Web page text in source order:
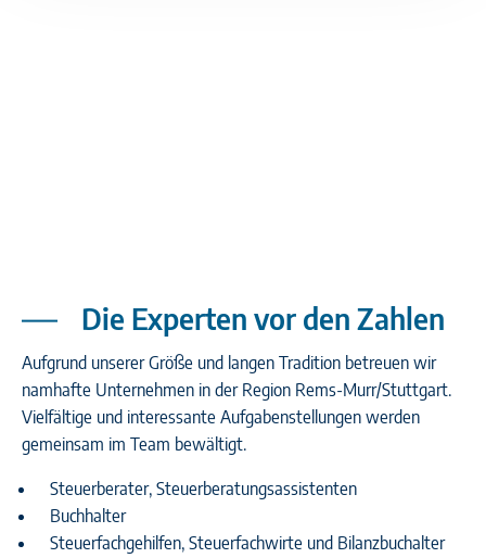
Die Experten vor den Zahlen
Aufgrund unserer Größe und langen Tradition betreuen wir
namhafte Unternehmen in der Region Rems-Murr/Stuttgart.
Vielfältige und interessante Aufgabenstellungen werden
gemeinsam im Team bewältigt.
Steuerberater, Steuerberatungsassistenten
Buchhalter
Steuerfachgehilfen, Steuerfachwirte und Bilanzbuchalter